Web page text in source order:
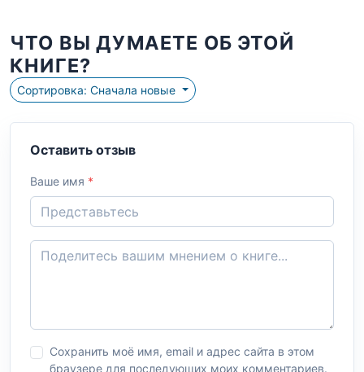
ЧТО ВЫ ДУМАЕТЕ ОБ ЭТОЙ
КНИГЕ?
Сортировка: Сначала новые
Оставить отзыв
Ваше имя *
Сохранить моё имя, email и адрес сайта в этом
браузере для последующих моих комментариев.